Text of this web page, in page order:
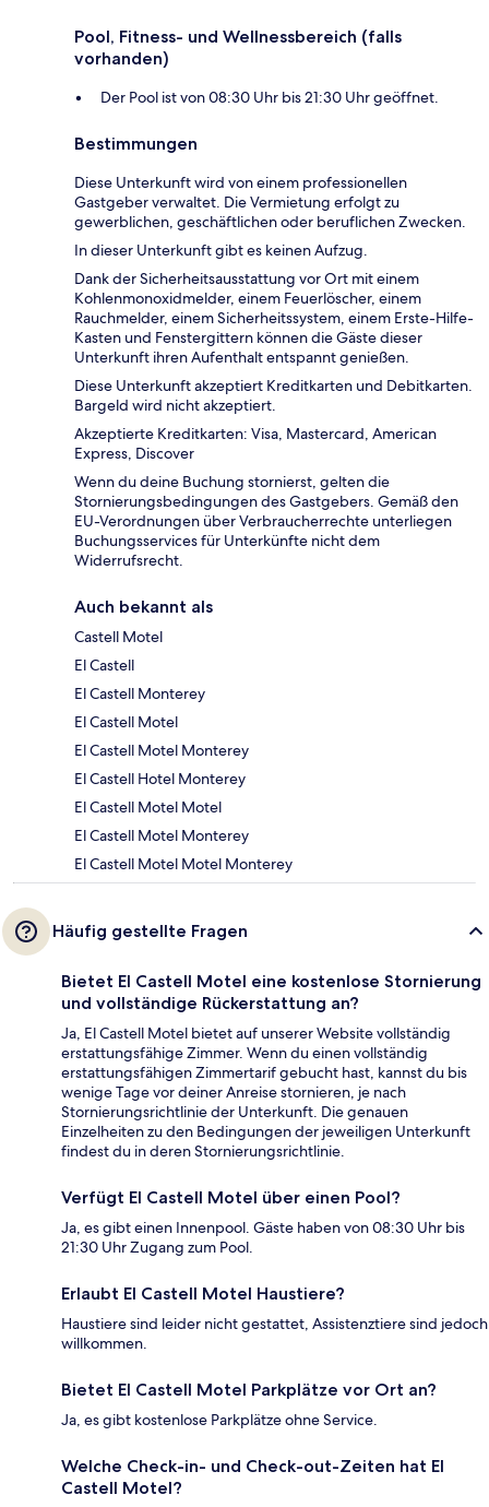
Pool, Fitness- und Wellnessbereich (falls
vorhanden)
Der Pool ist von 08:30 Uhr bis 21:30 Uhr geöffnet.
Bestimmungen
Diese Unterkunft wird von einem professionellen
Gastgeber verwaltet. Die Vermietung erfolgt zu
gewerblichen, geschäftlichen oder beruflichen Zwecken.
In dieser Unterkunft gibt es keinen Aufzug.
Dank der Sicherheitsausstattung vor Ort mit einem
Kohlenmonoxidmelder, einem Feuerlöscher, einem
Rauchmelder, einem Sicherheitssystem, einem Erste-Hilfe-
Kasten und Fenstergittern können die Gäste dieser
Unterkunft ihren Aufenthalt entspannt genießen.
Diese Unterkunft akzeptiert Kreditkarten und Debitkarten.
Bargeld wird nicht akzeptiert.
Akzeptierte Kreditkarten: Visa, Mastercard, American
Express, Discover
Wenn du deine Buchung stornierst, gelten die
Stornierungsbedingungen des Gastgebers. Gemäß den
EU-Verordnungen über Verbraucherrechte unterliegen
Buchungsservices für Unterkünfte nicht dem
Widerrufsrecht.
Auch bekannt als
Castell Motel
El Castell
El Castell Monterey
El Castell Motel
El Castell Motel Monterey
El Castell Hotel Monterey
El Castell Motel Motel
El Castell Motel Monterey
El Castell Motel Motel Monterey
Häufig gestellte Fragen
Bietet El Castell Motel eine kostenlose Stornierung
und vollständige Rückerstattung an?
Ja, El Castell Motel bietet auf unserer Website vollständig
erstattungsfähige Zimmer. Wenn du einen vollständig
erstattungsfähigen Zimmertarif gebucht hast, kannst du bis
wenige Tage vor deiner Anreise stornieren, je nach
Stornierungsrichtlinie der Unterkunft. Die genauen
Einzelheiten zu den Bedingungen der jeweiligen Unterkunft
findest du in deren Stornierungsrichtlinie.
Verfügt El Castell Motel über einen Pool?
Ja, es gibt einen Innenpool. Gäste haben von 08:30 Uhr bis
21:30 Uhr Zugang zum Pool.
Erlaubt El Castell Motel Haustiere?
Haustiere sind leider nicht gestattet, Assistenztiere sind jedoch
willkommen.
Bietet El Castell Motel Parkplätze vor Ort an?
Ja, es gibt kostenlose Parkplätze ohne Service.
Welche Check-in- und Check-out-Zeiten hat El
Castell Motel?